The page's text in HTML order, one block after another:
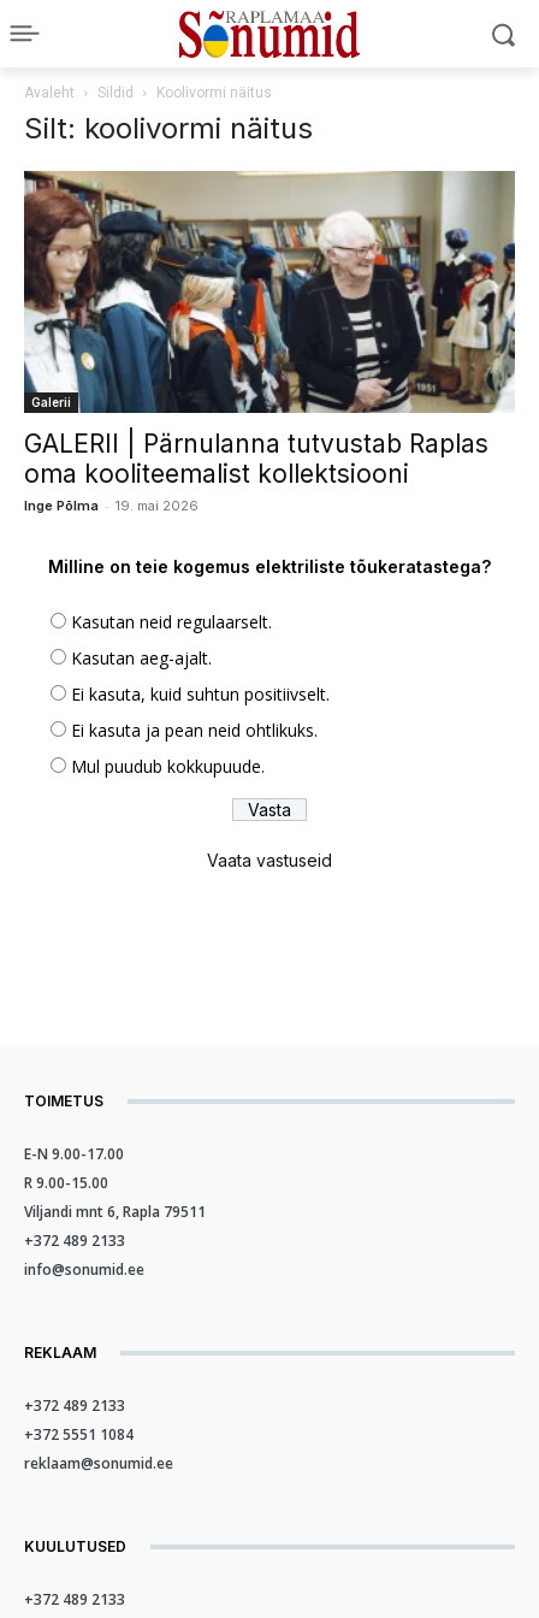
Avaleht Sildid Koolivormi näitus
Silt: koolivormi näitus
Galerii
GALERII | Pärnulanna tutvustab Raplas
oma kooliteemalist kollektsiooni
Inge Põlma - 19. mai 2026
Milline on teie kogemus elektriliste tõukeratastega?
Kasutan neid regulaarselt.
Kasutan aeg-ajalt.
Ei kasuta, kuid suhtun positiivselt.
Ei kasuta ja pean neid ohtlikuks.
Mul puudub kokkupuude.
Vaata vastuseid
TOIMETUS
E-N 9.00-17.00
R 9.00-15.00
Viljandi mnt 6, Rapla 79511
+372 489 2133
info@sonumid.ee
REKLAAM
+372 489 2133
+372 5551 1084
reklaam@sonumid.ee
KUULUTUSED
+372 489 2133